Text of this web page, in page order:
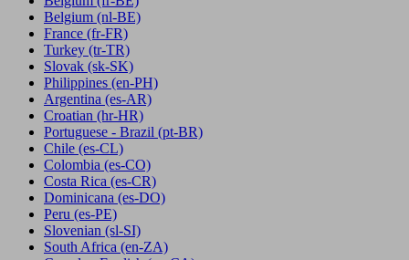
Belgium (nl-BE)
France (fr-FR)
Turkey (tr-TR)
Slovak (sk-SK)
Philippines (en-PH)
Argentina (es-AR)
Croatian (hr-HR)
Portuguese - Brazil (pt-BR)
Chile (es-CL)
Colombia (es-CO)
Costa Rica (es-CR)
Dominicana (es-DO)
Peru (es-PE)
Slovenian (sl-SI)
South Africa (en-ZA)